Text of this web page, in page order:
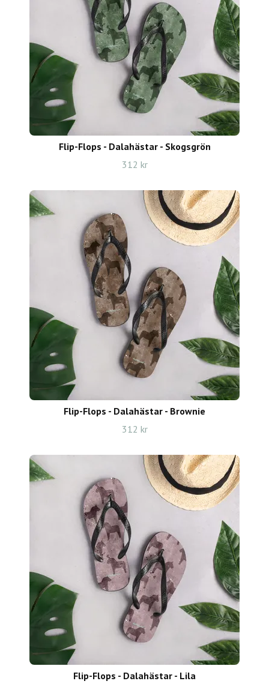
Flip-Flops - Dalahästar - Skogsgrön
312 kr
Flip-Flops - Dalahästar - Brownie
312 kr
Flip-Flops - Dalahästar - Lila